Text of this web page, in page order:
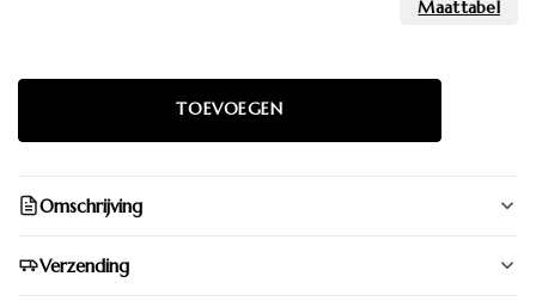
Omschrijving
Verzending